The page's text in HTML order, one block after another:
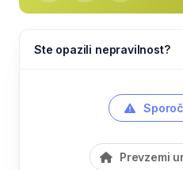
Ste opazili nepravilnost?
Prevzemi